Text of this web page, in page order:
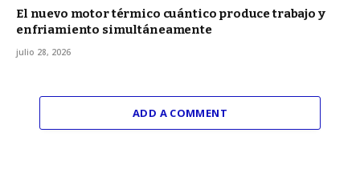
El nuevo motor térmico cuántico produce trabajo y
enfriamiento simultáneamente
julio 28, 2026
ADD A COMMENT